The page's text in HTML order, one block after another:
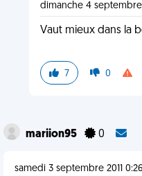
dimanche 4 septembre
Vaut mieux dans la
7 0
mariion95 0
samedi 3 septembre 2011 0:26